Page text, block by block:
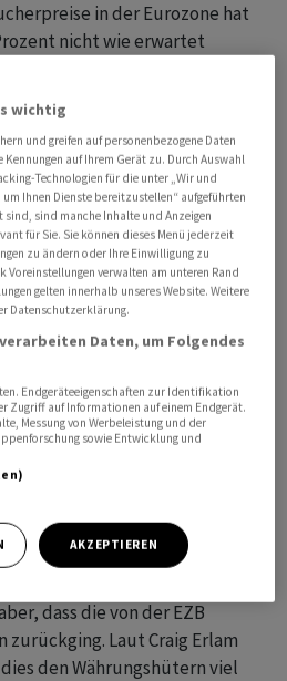
in der Eurozone hat
nicht wie erwartet
(EZB) bei ihren
unter Handlungsdruck.
sich für die EZB bei weitem
Ökonom Thomas Gitzel von
dass die von der EZB
Laut Craig Erlam
den Währungshütern viel
wichtig
und greifen auf personenbezogene Daten
auf Ihrem Gerät zu. Durch Auswahl
Technologien für die unter „Wir und
Ihnen Dienste bereitzustellen“ aufgeführten
sind manche Inhalte und Anzeigen
für Sie. Sie können dieses Menü jederzeit
zu ändern oder Ihre Einwilligung zu
Voreinstellungen verwalten am unteren Rand
gelten innerhalb unseres Website. Weitere
Datenschutzerklärung.
Daten, um Folgendes
Endgeräteeigenschaften zur Identifikation
Zugriff auf Informationen auf einem Endgerät.
Messung von Werbeleistung und der
sowie Entwicklung und
AKZEPTIEREN